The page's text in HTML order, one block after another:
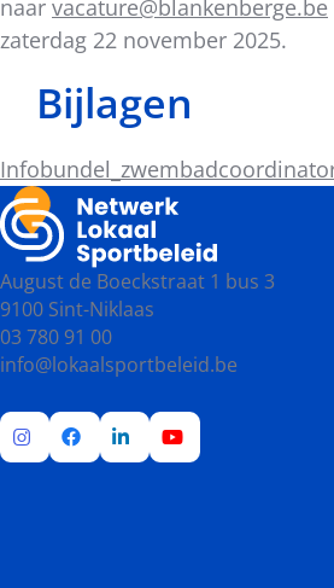
naar vacature@blankenberge.be
zaterdag 22 november 2025.
Bijlagen
August de Boeckstraat 1 bus 3
9100 Sint-Niklaas
03 780 91 00
info@lokaalsportbeleid.be